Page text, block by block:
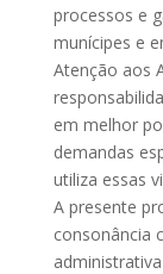
processos e
munícipes e
Atenção aos
em melhor
demandas
utiliza essas
A presente
consonância